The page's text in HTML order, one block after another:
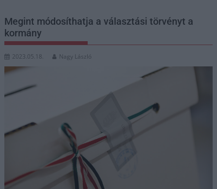
Megint módosíthatja a választási törvényt a
kormány
2023.05.18. Nagy László